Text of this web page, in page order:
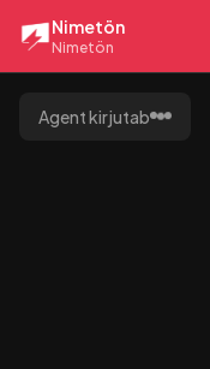
Nimetön
Nimetön
Agent kirjutab